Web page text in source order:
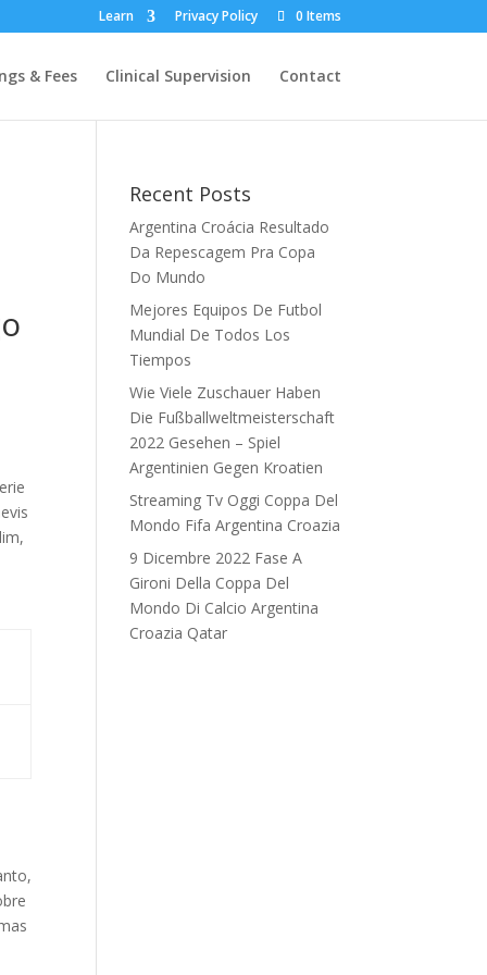
Learn Privacy Policy 0 Items
& Fees Clinical Supervision Contact
Recent Posts
Argentina Croácia Resultado
Da Repescagem Pra Copa
Do Mundo
Mejores Equipos De Futbol
Mundial De Todos Los
Tiempos
Wie Viele Zuschauer Haben
Die Fußballweltmeisterschaft
2022 Gesehen – Spiel
Argentinien Gegen Kroatien
Streaming Tv Oggi Coppa Del
Mondo Fifa Argentina Croazia
9 Dicembre 2022 Fase A
Gironi Della Coppa Del
Mondo Di Calcio Argentina
Croazia Qatar